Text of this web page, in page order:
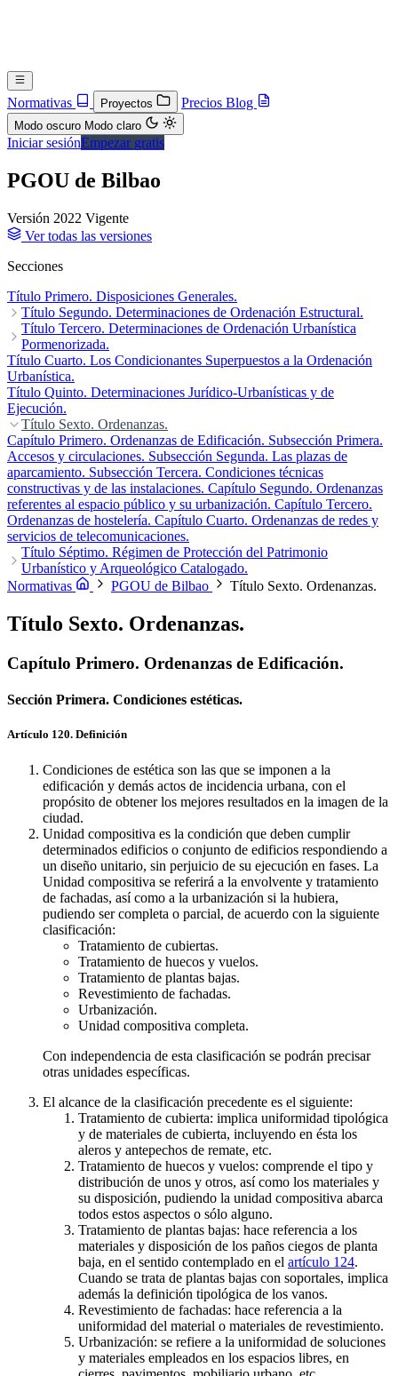
Normativas Proyectos Precios Blog
Modo oscuro Modo claro
Iniciar sesiónEmpezar gratis
PGOU de Bilbao
Versión 2022 Vigente
Ver todas las versiones
Secciones
Título Primero. Disposiciones Generales.
Título Segundo. Determinaciones de Ordenación Estructural.
Capítulo Primero. La Calificación Global.Capítulo Segundo.
Régimen General del Suelo No Urbanizable.
Régimen Jurídico, de Desarrollo y Ejecución de la Ordenación
Urbanística.
Ordenación Urbanística Estructural
Título Tercero. Determinaciones de Ordenación Urbanística
Pormenorizada.
Capítulo Primero. Las Subzonas Pormenorizadas. Capítulo
Segundo. Los Usos Urbanísticos Pormenorizados.
Régimen de edificación pormenorizado.Capítulo Cuarto. Régimen
de uso de las subzonas pormenorizadas.
Condiciones formales de determinación y modificación de la
ordenación pormenorizada.
Título Cuarto. Los Condicionantes Superpuestos a la Ordenación
Urbanística.
Título Quinto. Determinaciones Jurídico-Urbanísticas y de
Ejecución.
Título Sexto. Ordenanzas.
Capítulo Primero. Ordenanzas de Edificación. Subsección Primera.
Accesos y circulaciones. Subsección Segunda. Las plazas de
aparcamiento. Subsección Tercera. Condiciones técnicas
constructivas y de las instalaciones. Capítulo Segundo. Ordenanzas
referentes al espacio público y su urbanización. Capítulo Tercero.
Ordenanzas de hostelería. Capítulo Cuarto. Ordenanzas de redes y
servicios de telecomunicaciones.
Título Séptimo. Régimen de Protección del Patrimonio
Urbanístico y Arqueológico Catalogado.
Capítulo Primero. Criterios GeneralesCapítulo Segundo. Protección
Interiores de la Edificación.Capítulo Cuarto. Conjuntos de Interés
Ambiental y Conjuntos Urbanos Homogéneos.
Arqueológico
Normativas PGOU de Bilbao Título Sexto. Ordenanzas.
Título Sexto. Ordenanzas.
Capítulo Primero. Ordenanzas de Edificación.
Sección Primera. Condiciones estéticas.
Artículo 120. Definición
Condiciones de estética son las que se imponen a la
edificación y demás actos de incidencia urbana, con el
propósito de obtener los mejores resultados en la imagen de la
ciudad.
Unidad compositiva es la condición que deben cumplir
determinados edificios o conjunto de edificios respondiendo a
un diseño unitario, sin perjuicio de su ejecución en fases. La
Unidad compositiva se referirá a la envolvente y tratamiento
de fachadas, así como a la urbanización si la hubiera,
pudiendo ser completa o parcial, de acuerdo con la siguiente
clasificación:
Tratamiento de cubiertas.
Tratamiento de huecos y vuelos.
Tratamiento de plantas bajas.
Revestimiento de fachadas.
Urbanización.
Unidad compositiva completa.
Con independencia de esta clasificación se podrán precisar
otras unidades específicas.
El alcance de la clasificación precedente es el siguiente:
Tratamiento de cubierta: implica uniformidad tipológica
y de materiales de cubierta, incluyendo en ésta los
aleros y antepechos de remate, etc.
Tratamiento de huecos y vuelos: comprende el tipo y
distribución de unos y otros, así como los materiales y
su disposición, pudiendo la unidad compositiva abarca
todos estos aspectos o sólo alguno.
Tratamiento de plantas bajas: hace referencia a los
materiales y disposición de los paños ciegos de planta
baja, en el sentido contemplado en el artículo 124.
Cuando se trata de plantas bajas con soportales, implica
además la definición tipológica de los vanos.
Revestimiento de fachadas: hace referencia a la
uniformidad del material o materiales de revestimiento.
Urbanización: se refiere a la uniformidad de soluciones
y materiales empleados en los espacios libres, en